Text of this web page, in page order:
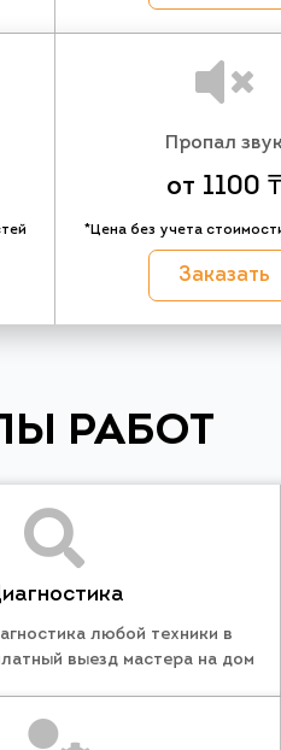
Пропал
от 1100 ₸
*Цена без учета
Заказать
РАБОТ
любой техники в
выезд мастера на дом